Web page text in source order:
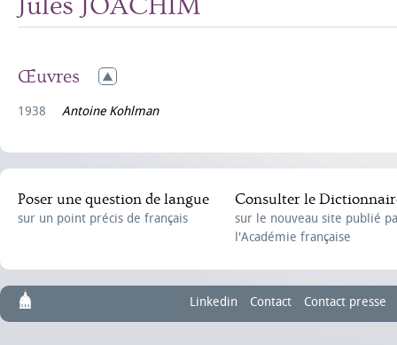
Jules JOACHIM
Œuvres
1938 Antoine Kohlman
Poser une question de langue
sur un point précis de français
Consulter le
sur le nouveau site publié
l'Académie française
Linkedin Contact Contact presse